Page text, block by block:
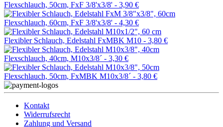
Flexschlauch, 50cm, FxF 3/8'x3/8' - 3,90 €
Flexschlauch, 60cm, FxF 3/8'x3/8' - 4,30 €
Flexibler Schlauch, Edelstahl FxMBK M10 - 3,80 €
Flexschlauch, 40cm, M10x3/8´ - 3,30 €
Flexschlauch, 50cm, FxMBK M10x3/8´ - 3,80 €
Kontakt
Widerrufsrecht
Zahlung und Versand